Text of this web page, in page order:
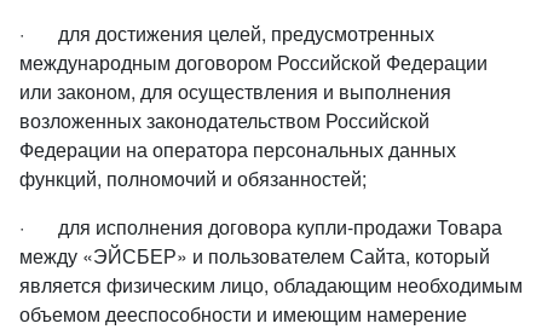
· для достижения целей, предусмотренных
международным договором Российской Федерации
или законом, для осуществления и выполнения
возложенных законодательством Российской
Федерации на оператора персональных данных
функций, полномочий и обязанностей;
· для исполнения договора купли-продажи Товара
между «ЭЙСБЕР» и пользователем Сайта, который
является физическим лицо, обладающим необходимым
объемом дееспособности и имеющим намерение